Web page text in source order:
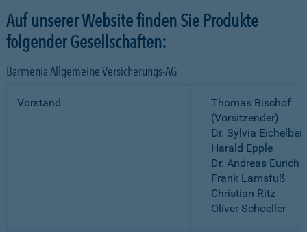
Auf unserer Website finden Sie Produkte
folgender Gesellschaften:
Barmenia Allgemeine Versicherungs-AG
Vorstand
Thomas Bischof
(Vorsitzender)
Dr. Sylvia
Harald Epple
Dr. Andreas Eurich
Frank Lamsfuß
Christian Ritz
Oliver Schoeller